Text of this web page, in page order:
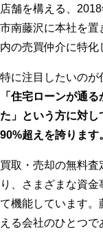
店舗を構える、
市南藤沢に本社を
内の売買仲介に特化
特に注目したいのが
「住宅ローンが通
た」という方に対
90%超えを誇ります
買取・売却の無料
り、さまざまな資
て機能しています。
える会社のひとつ